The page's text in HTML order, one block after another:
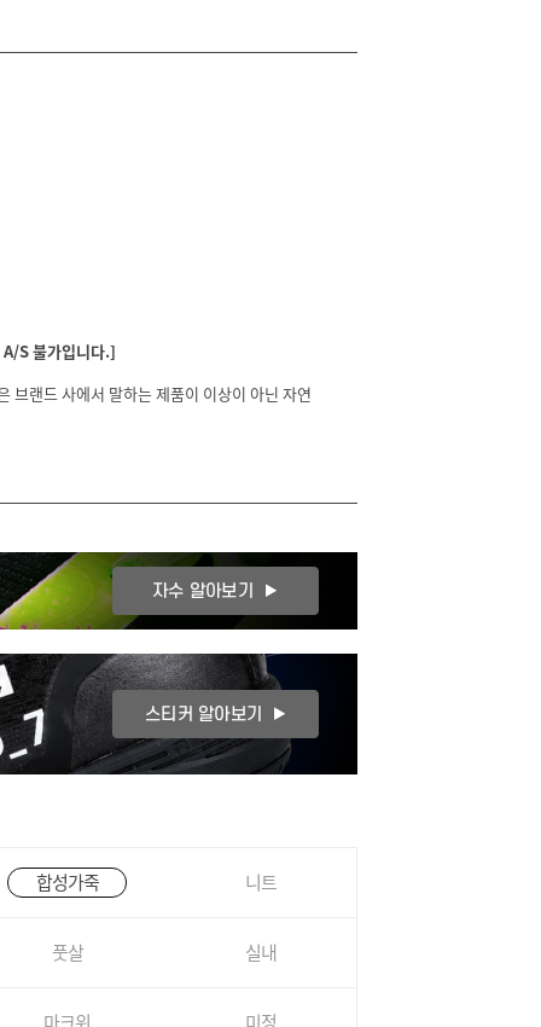
S 불가입니다.]
브랜드 사에서 말하는 제품이 이상이 아닌 자연
합성가죽 니트
풋살 실내